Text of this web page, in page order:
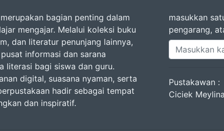
bagian penting dalam
mengajar. Melalui koleksi buku
dan literatur penunjang lainnya,
informasi dan sarana
literasi bagi siswa dan guru.
digital, suasana nyaman, serta
hadir sebagai tempat
dan inspiratif.
masukkan
pengarang,
Pustakawan :
Ciciek